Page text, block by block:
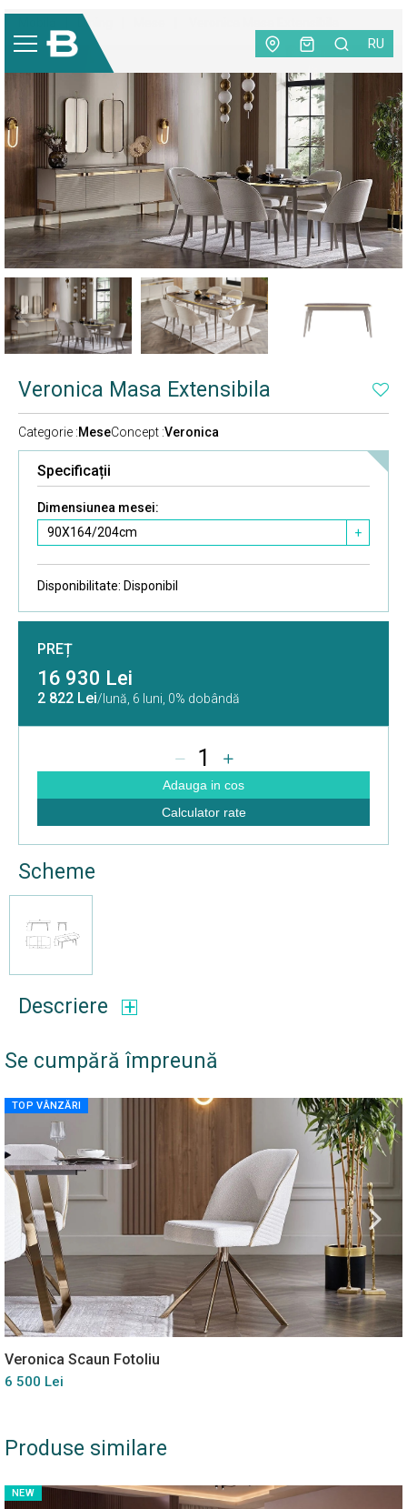
RU
Dining
Veronica Masa Extensibila
Categorie :MeseConcept :Veronica
Specificații
Dimensiunea mesei:
90X164/204cm
+
Disponibilitate: Disponibil
PREȚ
16 930 Lei
2 822 Lei/lună, 6 luni, 0% dobândă
1
Adauga in cos
Calculator rate
Scheme
Descriere
Se cumpără împreună
TOP VÂNZĂRI
Veronica Scaun Fotoliu
6 500 Lei
Produse similare
NEW